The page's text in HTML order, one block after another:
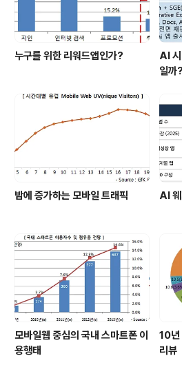
누구를 위한 리워드앱인가?
AI
일까?
밤에 증가하는 모바일 트래픽 AI
모바일웹 중심의 국내 스마트폰 이
용행태
10년
리뷰